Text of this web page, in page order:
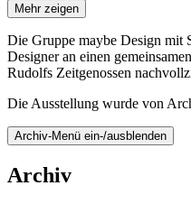
Mehr zeigen
Die Gruppe maybe Design mit
Designer an einen
Rudolfs Zeitgenossen
Die Ausstellung wurde von
Archiv-Menü ein-/ausblenden
Archiv